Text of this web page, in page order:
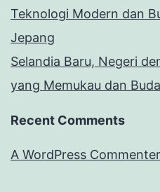
Teknologi Modern dan
Jepang
Selandia Baru, Negeri
yang Memukau dan
Recent Comments
A WordPress Commenter